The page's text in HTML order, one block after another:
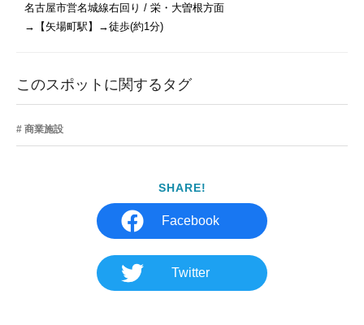
名古屋市営名城線右回り / 栄・大曽根方面
→【矢場町駅】→徒歩(約1分)
このスポットに関するタグ
商業施設
SHARE!
Facebook
Twitter